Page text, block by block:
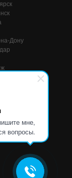
мне,
вопросы.
на-Дону
защищены